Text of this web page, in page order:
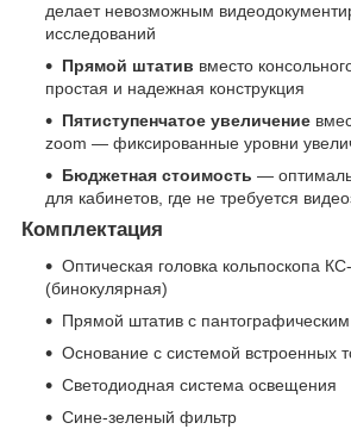
делает невозможным
исследований
Прямой штатив вместо
простая и надежная конструкция
Пятиступенчатое увеличение
zoom — фиксированные уровни
Бюджетная стоимость —
для кабинетов, где не требуется
Комплектация
Оптическая головка кольпоскопа
(бинокулярная)
Прямой штатив с
Основание с системой встроенных
Светодиодная система освещения
Сине-зеленый фильтр